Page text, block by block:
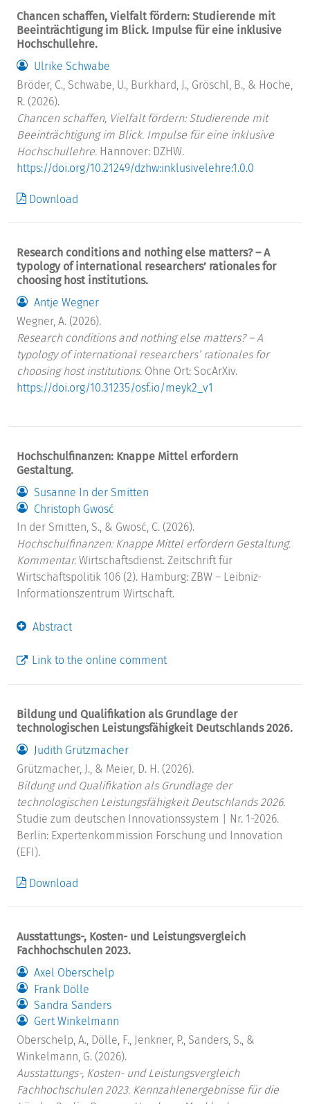
Chancen schaffen, Vielfalt fördern: Studierende mit
Beeinträchtigung im Blick. Impulse für eine inklusive
Hochschullehre.
Ulrike Schwabe
Bröder, C., Schwabe, U., Burkhard, J., Gröschl, B., & Hoche,
R. (2026).
Chancen schaffen, Vielfalt fördern: Studierende mit
Beeinträchtigung im Blick. Impulse für eine inklusive
Hochschullehre. Hannover: DZHW.
https://doi.org/10.21249/dzhw:inklusivelehre:1.0.0
Download
Research conditions and nothing else matters? – A
typology of international researchers’ rationales for
choosing host institutions.
Antje Wegner
Wegner, A. (2026).
Research conditions and nothing else matters? – A
typology of international researchers’ rationales for
choosing host institutions. Ohne Ort: SocArXiv.
https://doi.org/10.31235/osf.io/meyk2_v1
Hochschulfinanzen: Knappe Mittel erfordern
Gestaltung.
Susanne In der Smitten
Christoph Gwosć
In der Smitten, S., & Gwosć, C. (2026).
Hochschulfinanzen: Knappe Mittel erfordern Gestaltung.
Kommentar. Wirtschaftsdienst. Zeitschrift für
Wirtschaftspolitik 106 (2). Hamburg: ZBW – Leibniz-
Informationszentrum Wirtschaft.
Abstract
Link to the online comment
Bildung und Qualifikation als Grundlage der
technologischen Leistungsfähigkeit Deutschlands 2026.
Judith Grützmacher
Grützmacher, J., & Meier, D. H. (2026).
Bildung und Qualifikation als Grundlage der
technologischen Leistungsfähigkeit Deutschlands 2026.
Studie zum deutschen Innovationssystem | Nr. 1-2026.
Berlin: Expertenkommission Forschung und Innovation
(EFI).
Download
Ausstattungs-, Kosten- und Leistungsvergleich
Fachhochschulen 2023.
Axel Oberschelp
Frank Dölle
Sandra Sanders
Gert Winkelmann
Oberschelp, A., Dölle, F., Jenkner, P., Sanders, S., &
Winkelmann, G. (2026).
Ausstattungs-, Kosten- und Leistungsvergleich
Fachhochschulen 2023. Kennzahlenergebnisse für die